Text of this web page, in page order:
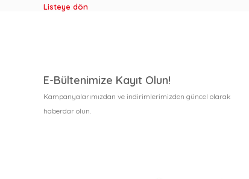
Listeye dön
E-Bültenimize Kayıt Olun!
Kampanyalarımızdan ve indirimlerimizden güncel olarak
haberdar olun.